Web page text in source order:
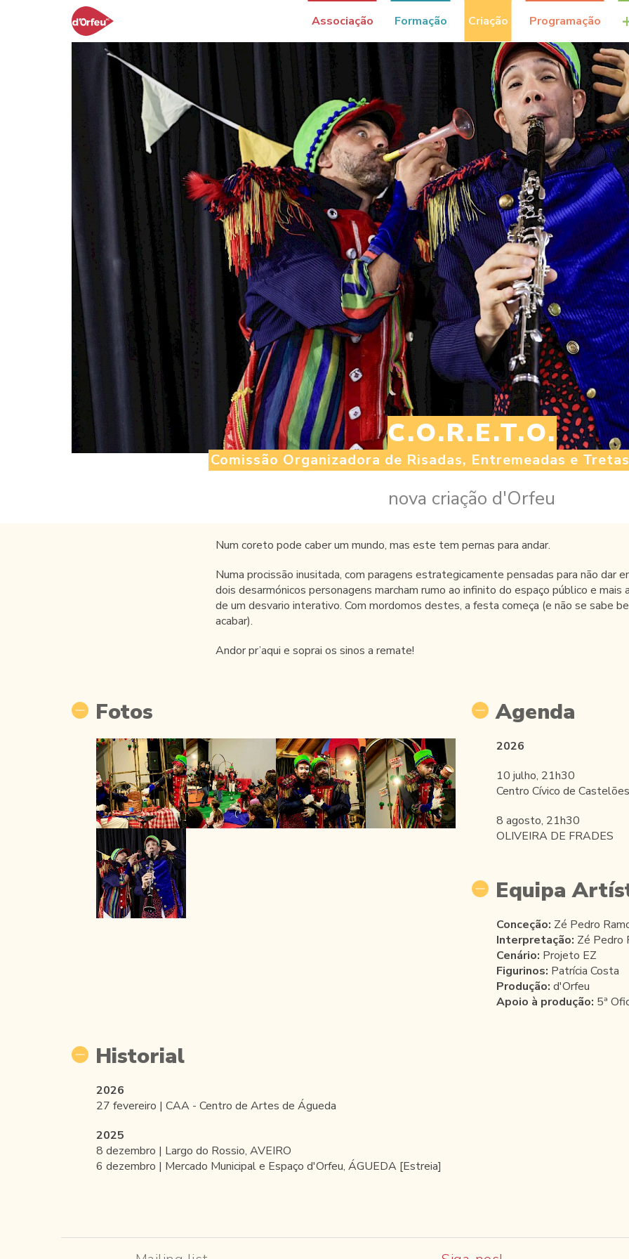
Associação Formação Criação Programação
C.O.R.E.T.O.
Comissão Organizadora de Risadas, Entremeadas e
nova criação d'Orfeu
Num coreto pode caber um mundo, mas este tem pernas para andar.
Numa procissão inusitada, com paragens estrategicamente pensadas para não dar
dois desarmónicos personagens marcham rumo ao infinito do espaço público e mais
de um desvario interativo. Com mordomos destes, a festa começa (e não se sabe
acabar).
Andor pr’aqui e soprai os sinos a remate!
Fotos Agenda
2026
10 julho, 21h30
Centro Cívico de
8 agosto, 21h30
OLIVEIRA DE FRADES
Equipa
Conceção: Zé Pedro
Interpretação: Zé Pedro
Cenário: Projeto EZ
Figurinos: Patrícia Costa
Produção: d'Orfeu
Apoio à produção: 5ª
Historial
2026
27 fevereiro | CAA - Centro de Artes de Águeda
2025
8 dezembro | Largo do Rossio, AVEIRO
6 dezembro | Mercado Municipal e Espaço d'Orfeu, ÁGUEDA [Estreia]